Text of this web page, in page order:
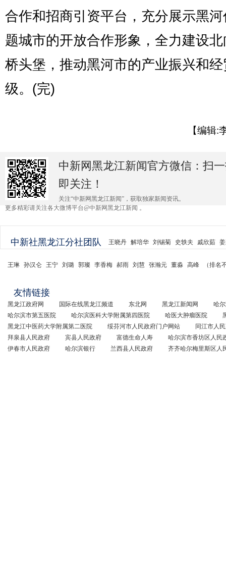
合作和招商引资平台，充分展示黑
题城市的开放合作形象，全力建设
桥头堡，推动黑河市的产业振兴和
级。(完)
【编辑:
中新网黑龙江新闻官方微信：扫
即关注！
关注“中新网黑龙江新闻”，获取独家新闻资讯。
更多精彩请关注各大微博平台@中新网黑龙江新闻 。
中新社黑龙江分社团队 王晓丹 解培华 刘锡菊 史轶夫 戚欣茹
王琳 孙汉仑 王宁 刘璐 郭璨 李香梅 郝雨 刘慧 张瀚元 董淼 高峰 （排名
友情链接
黑龙江政府网 国际在线黑龙江频道 东北网 黑龙江新闻网
哈
哈尔滨市第五医院
哈尔滨医科大学附属第四医院 哈医大肿瘤医院
黑龙江中医药大学附属第二医院
绥芬河市人民政府门户网站
同江市人
拜泉县人民政府
宾县人民政府 富德生命人寿
哈尔滨市香坊区人民
伊春市人民政府
哈尔滨银行 兰西县人民政府 齐齐哈尔梅里斯区人